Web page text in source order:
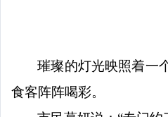
璀璨的灯光映照着一
食客阵阵喝彩。